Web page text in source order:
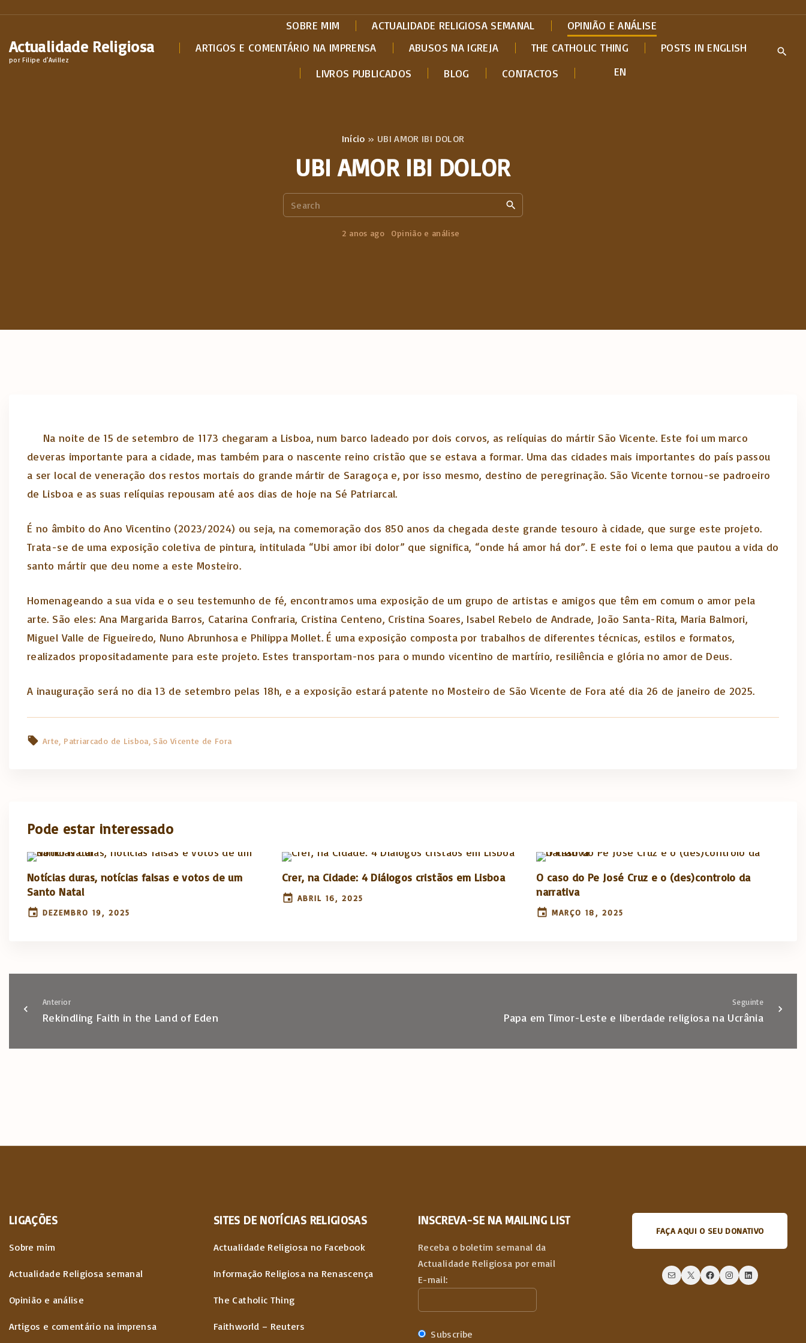
Actualidade Religiosa
por Filipe d'Avillez
SOBRE MIM ACTUALIDADE RELIGIOSA SEMANAL
OPINIÃO E ANÁLISE
ARTIGOS E COMENTÁRIO NA IMPRENSA
ABUSOS NA IGREJA THE CATHOLIC THING
POSTS IN ENGLISH
LIVROS PUBLICADOS
BLOG CONTACTOS EN
Início » UBI AMOR IBI DOLOR
UBI AMOR IBI DOLOR
e
2 anos ago Opinião e análise
Na noite de 15 de setembro de 1173 chegaram a Lisboa, num barco ladeado por dois corvos, as relíquias do mártir São Vicente. Este foi um marco
deveras importante para a cidade, mas também para o nascente reino cristão que se estava a formar. Uma das cidades mais importantes do país passou
a ser local de veneração dos restos mortais do grande mártir de Saragoça e, por isso mesmo, destino de peregrinação. São Vicente tornou-se padroeiro
de Lisboa e as suas relíquias repousam até aos dias de hoje na Sé Patriarcal.
É no âmbito do Ano Vicentino (2023/2024) ou seja, na comemoração dos 850 anos da chegada deste grande tesouro à cidade, que surge este projeto.
Trata-se de uma exposição coletiva de pintura, intitulada “Ubi amor ibi dolor” que significa, “onde há amor há dor”. E este foi o lema que pautou a vida do
santo mártir que deu nome a este Mosteiro.
Homenageando a sua vida e o seu testemunho de fé, encontramos uma exposição de um grupo de artistas e amigos que têm em comum o amor pela
arte. São eles: Ana Margarida Barros, Catarina Confraria, Cristina Centeno, Cristina Soares, Isabel Rebelo de Andrade, João Santa-Rita, Maria Balmori,
Miguel Valle de Figueiredo, Nuno Abrunhosa e Philippa Mollet. É uma exposição composta por trabalhos de diferentes técnicas, estilos e formatos,
realizados propositadamente para este projeto. Estes transportam-nos para o mundo vicentino de martírio, resiliência e glória no amor de Deus.
A inauguração será no dia 13 de setembro pelas 18h, e a exposição estará patente no Mosteiro de São Vicente de Fora até dia 26 de janeiro de 2025.
Arte Patriarcado de Lisboa São Vicente de Fora
Pode estar interessado
Notícias duras, notícias falsas e votos de um
Santo Natal
DEZEMBRO 19, 2025
Crer, na Cidade: 4 Diálogos cristãos em Lisboa
ABRIL 16, 2025
O caso do Pe José Cruz e o (des)controlo da
narrativa
MARÇO 18, 2025
Anterior
Rekindling Faith in the Land of Eden
Seguinte
Papa em Timor-Leste e liberdade religiosa na Ucrânia
LIGAÇÕES
Sobre mim
Actualidade Religiosa semanal
Opinião e análise
Artigos e comentário na imprensa
SITES DE NOTÍCIAS RELIGIOSAS
Actualidade Religiosa no Facebook
Informação Religiosa na Renascença
The Catholic Thing
Faithworld – Reuters
INSCREVA-SE NA MAILING LIST
Receba o boletim semanal da
Actualidade Religiosa por email
E-mail:
Subscribe
FAÇA AQUI O SEU DONATIVO
Mail X Facebook Instagram LinkedIn